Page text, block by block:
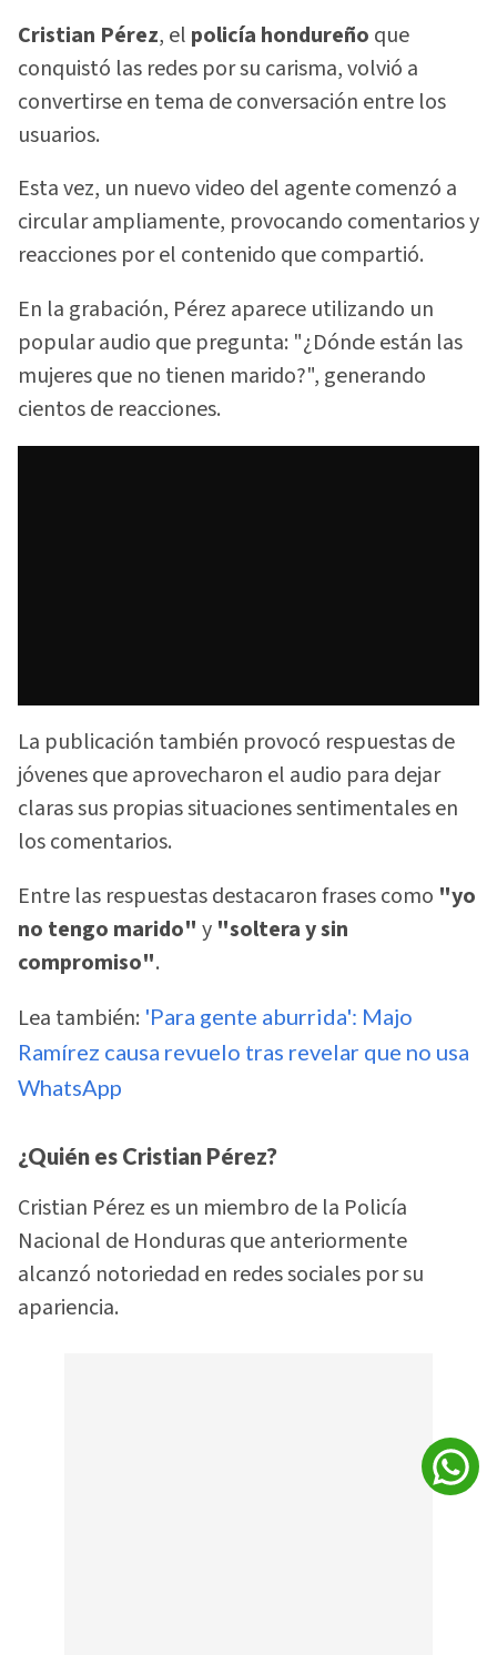
Cristian Pérez, el policía hondureño que
conquistó las redes por su carisma, volvió a
convertirse en tema de conversación entre los
usuarios.
Esta vez, un nuevo video del agente comenzó a
circular ampliamente, provocando comentarios y
reacciones por el contenido que compartió.
En la grabación, Pérez aparece utilizando un
popular audio que pregunta: "¿Dónde están las
mujeres que no tienen marido?", generando
cientos de reacciones.
La publicación también provocó respuestas de
jóvenes que aprovecharon el audio para dejar
claras sus propias situaciones sentimentales en
los comentarios.
Entre las respuestas destacaron frases como "yo
no tengo marido" y "soltera y sin
compromiso".
Lea también: 'Para gente aburrida': Majo
Ramírez causa revuelo tras revelar que no usa
WhatsApp
¿Quién es Cristian Pérez?
Cristian Pérez es un miembro de la Policía
Nacional de Honduras que anteriormente
alcanzó notoriedad en redes sociales por su
apariencia.